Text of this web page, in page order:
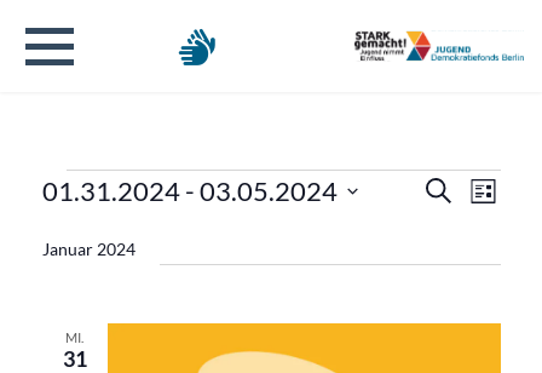
Veranstaltungen Suche
Liste
01.31.2024 - 03.05.2024
wählen.
Januar 2024
MI.
31